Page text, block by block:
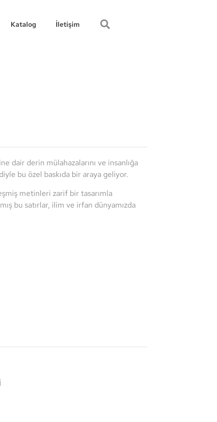
Katalog İletişim
dair derin mülahazalarını ve insanlığa
bu özel baskıda bir araya geliyor.
metinleri zarif bir tasarımla
bu satırlar, ilim ve irfan dünyamızda